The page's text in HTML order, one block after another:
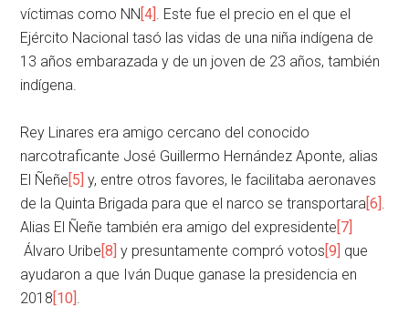
víctimas como NN[4]. Este fue el precio en el que el
Ejército Nacional tasó las vidas de una niña indígena de
13 años embarazada y de un joven de 23 años, también
indígena.
Rey Linares era amigo cercano del conocido
narcotraficante José Guillermo Hernández Aponte, alias
El Ñeñe[5] y, entre otros favores, le facilitaba aeronaves
de la Quinta Brigada para que el narco se transportara[6].
Alias El Ñeñe también era amigo del expresidente[7]
Álvaro Uribe[8] y presuntamente compró votos[9] que
ayudaron a que Iván Duque ganase la presidencia en
2018[10].